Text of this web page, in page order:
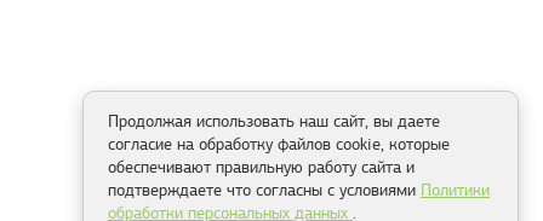
Продолжая использовать наш сайт, вы даете
согласие на обработку файлов cookie, которые
обеспечивают правильную работу сайта и
подтверждаете что согласны с условиями Политики
обработки персональных данных .